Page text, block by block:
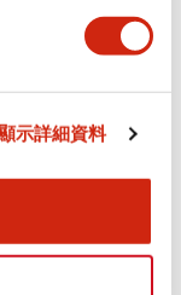
示詳細資料
英文版)